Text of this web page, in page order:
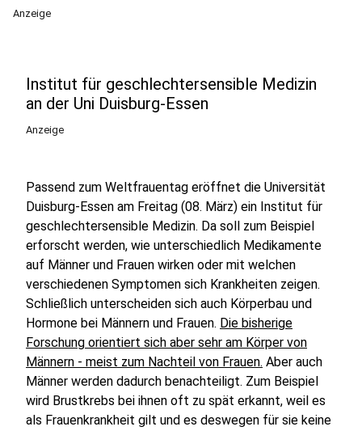
Anzeige
Institut für geschlechtersensible Medizin
an der Uni Duisburg-Essen
Anzeige
Passend zum Weltfrauentag eröffnet die Universität
Duisburg-Essen am Freitag (08. März) ein Institut für
geschlechtersensible Medizin. Da soll zum Beispiel
erforscht werden, wie unterschiedlich Medikamente
auf Männer und Frauen wirken oder mit welchen
verschiedenen Symptomen sich Krankheiten zeigen.
Schließlich unterscheiden sich auch Körperbau und
Hormone bei Männern und Frauen. Die bisherige
Forschung orientiert sich aber sehr am Körper von
Männern - meist zum Nachteil von Frauen. Aber auch
Männer werden dadurch benachteiligt. Zum Beispiel
wird Brustkrebs bei ihnen oft zu spät erkannt, weil es
als Frauenkrankheit gilt und es deswegen für sie keine